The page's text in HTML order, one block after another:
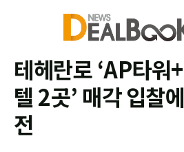
테헤란로 ‘AP타워
텔 2곳’ 매각 입찰
전